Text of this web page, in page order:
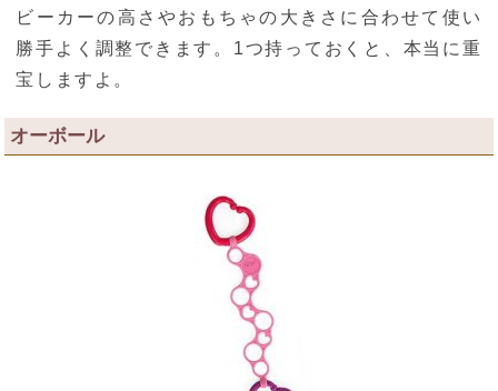
ビーカーの高さやおもちゃの大きさに合わせて使い
勝手よく調整できます。1つ持っておくと、本当に重
宝しますよ。
オーボール